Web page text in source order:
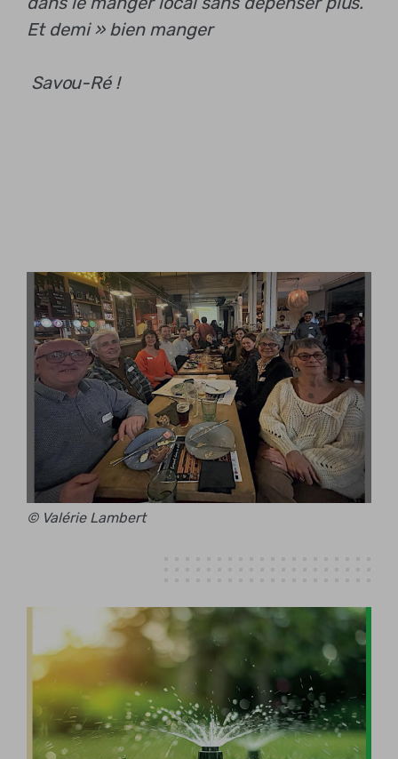
Et demi »bien manger
Savou-Ré !
© Valérie Lambert